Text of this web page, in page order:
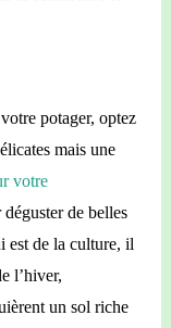
potager, optez
mais une
votre
de belles
est de la culture, il
l’hiver,
un sol riche